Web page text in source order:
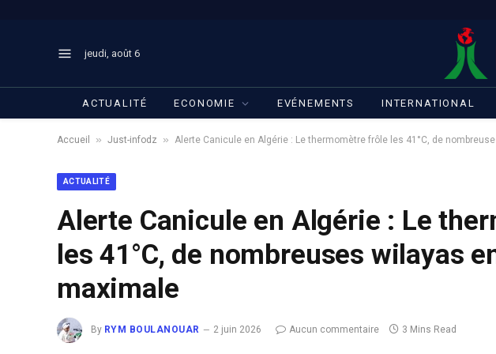
jeudi, août 6
ACTUALITÉ ECONOMIE EVÉNEMENTS INTERNATIONAL
Accueil » Just-infodz » Alerte Canicule en Algérie : Le thermomètre frôle les 41°C, de
ACTUALITÉ
Alerte Canicule en Algérie : Le
les 41°C, de nombreuses wilayas
maximale
By RYM BOULANOUAR 2 juin 2026 Aucun commentaire 3 Mins Read